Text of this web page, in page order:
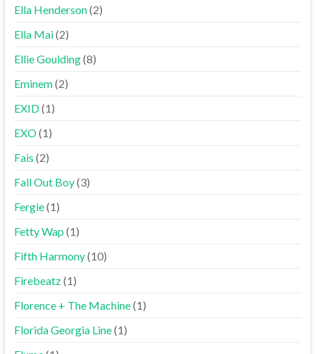
Ella Henderson(2)
Ella Mai(2)
Ellie Goulding(8)
Eminem(2)
EXID(1)
EXO(1)
Fais (2)
Fall Out Boy(3)
Fergie(1)
Fetty Wap (1)
Fifth Harmony(10)
Firebeatz(1)
Florence + The Machine(1)
Florida Georgia Line(1)